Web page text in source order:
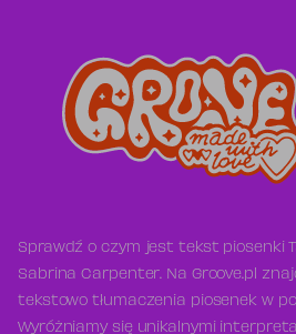
Sprawdź o czym jest tekst piosenki
Sabrina Carpenter. Na Groove.pl
tekstowo tłumaczenia piosenek w
Wyróżniamy się unikalnymi